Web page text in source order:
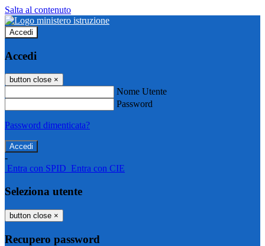
Salta al contenuto
Accedi
Accedi
button close ×
Nome Utente
Password
Password dimenticata?
-
Entra con SPID Entra con CIE
Seleziona utente
button close ×
Recupero password